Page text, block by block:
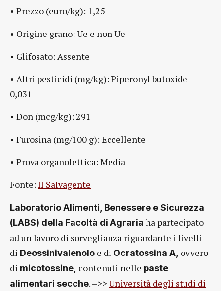
• Prezzo (euro/kg): 1,25
• Origine grano: Ue e non Ue
• Glifosato: Assente
• Altri pesticidi (mg/kg): Piperonyl butoxide
0,031
• Don (mcg/kg): 291
• Furosina (mg/100 g): Eccellente
• Prova organolettica: Media
Fonte: Il Salvagente
Laboratorio Alimenti, Benessere e Sicurezza
(LABS) della Facoltà di Agraria ha partecipato
ad un lavoro di sorveglianza riguardante i livelli
di Deossinivalenolo e di Ocratossina A, ovvero
di micotossine, contenuti nelle paste
alimentari secche. –>> Università degli studi di